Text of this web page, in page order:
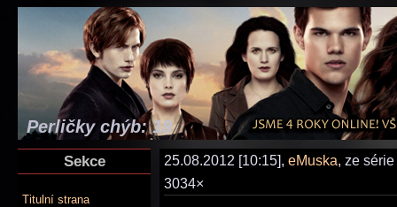
Perličky chýb: 18
Sekce
Titulní strana
25.08.2012 [10:15], eMuska, ze série
3034×